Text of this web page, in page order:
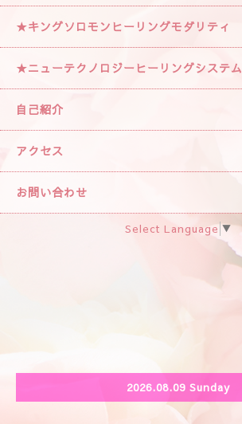
★キングソロモンヒーリングモダリティ
★ニューテクノロジーヒーリングシステム
自己紹介
アクセス
お問い合わせ
Select Language▼
2026.08.09 Sunday